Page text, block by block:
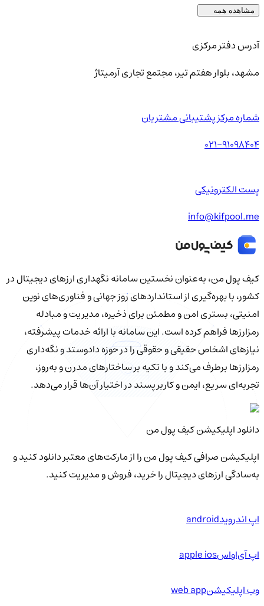
مشاهده همه
آدرس دفتر مرکزی
مشهد، بلوار هفتم تیر، مجتمع تجاری آرمیتاژ
شماره مرکز پشتیبانی مشتریان
021-91098404
پست الکترونیکی
info@kifpool.me
کیف‌ پول من، به‌عنوان نخستین سامانه نگهداری ارزهای دیجیتال در
کشور، با بهره‌گیری از استانداردهای روز جهانی و فناوری‌های نوین
امنیتی، بستری امن و مطمئن برای ذخیره، مدیریت و مبادله
رمزارزها فراهم کرده است. این سامانه با ارائه خدمات پیشرفته،
نیازهای اشخاص حقیقی و حقوقی را در حوزه دادوستد و نگه‌داری
رمزارزها برطرف می‌کند و با تکیه بر ساختارهای مدرن و به‌روز،
تجربه‌ای سریع، ایمن و کاربرپسند در اختیار آن‌ها قرار می‌دهد.
دانلود اپلیکیشن کیف‌ پول من
اپلیکیشن صرافی کیف پول من را از مارکت‌های معتبر دانلود کنید و
به‌سادگی ارزهای دیجیتال را خرید، فروش و مدیریت کنید.
اپ اندرویدandroid
اپ آی‌او‌اسapple ios
وب اپلیکیشنweb app